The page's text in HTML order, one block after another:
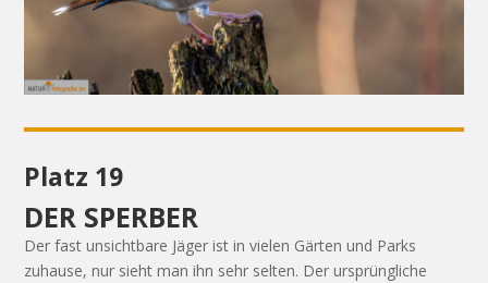
Platz 19
DER SPERBER
Der fast unsichtbare Jäger ist in vielen Gärten und Parks
zuhause, nur sieht man ihn sehr selten. Der ursprüngliche